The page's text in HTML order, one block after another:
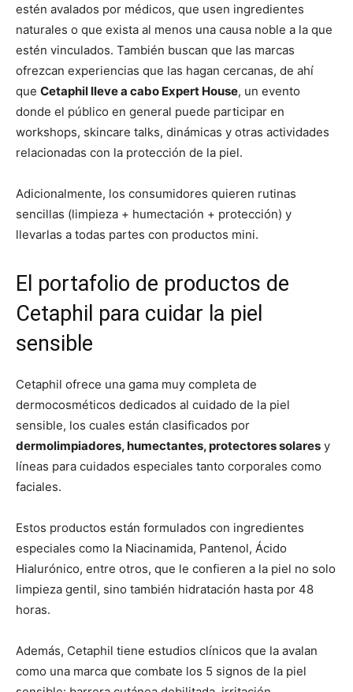
estén avalados por médicos, que usen ingredientes
naturales o que exista al menos una causa noble a la que
estén vinculados. También buscan que las marcas
ofrezcan experiencias que las hagan cercanas, de ahí
que Cetaphil lleve a cabo Expert House, un evento
donde el público en general puede participar en
workshops, skincare talks, dinámicas y otras actividades
relacionadas con la protección de la piel.
Adicionalmente, los consumidores quieren rutinas
sencillas (limpieza + humectación + protección) y
llevarlas a todas partes con productos mini.
El portafolio de productos de
Cetaphil para cuidar la piel
sensible
Cetaphil ofrece una gama muy completa de
dermocosméticos dedicados al cuidado de la piel
sensible, los cuales están clasificados por
dermolimpiadores, humectantes, protectores solares y
líneas para cuidados especiales tanto corporales como
faciales.
Estos productos están formulados con ingredientes
especiales como la Niacinamida, Pantenol, Ácido
Hialurónico, entre otros, que le confieren a la piel no solo
limpieza gentil, sino también hidratación hasta por 48
horas.
Además, Cetaphil tiene estudios clínicos que la avalan
como una marca que combate los 5 signos de la piel